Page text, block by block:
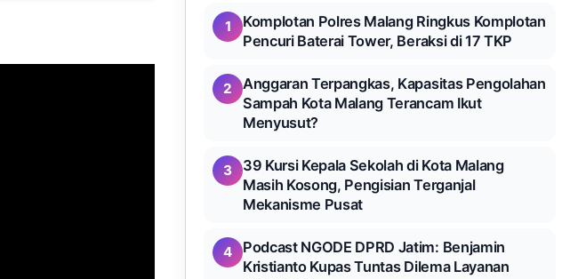
1
Komplotan Polres Malang Ringkus Komplotan
Pencuri Baterai Tower, Beraksi di 17 TKP
2
Anggaran Terpangkas, Kapasitas Pengolahan
Sampah Kota Malang Terancam Ikut
Menyusut?
3
39 Kursi Kepala Sekolah di Kota Malang
Masih Kosong, Pengisian Terganjal
Mekanisme Pusat
4
Podcast NGODE DPRD Jatim: Benjamin
Kristianto Kupas Tuntas Dilema Layanan